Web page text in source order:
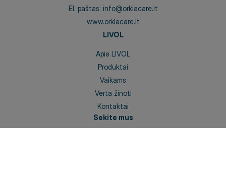
El. paštas: info@orklacare.lt
www.orklacare.lt
LIVOL
Apie LIVOL
Produktai
Vaikams
Verta žinoti
Kontaktai
Sekite mus